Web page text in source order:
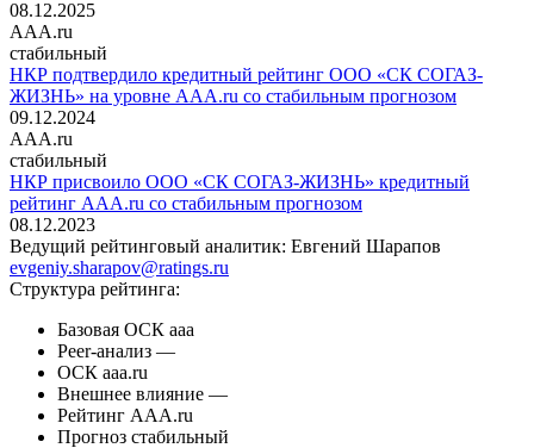
08.12.2025
AAA.ru
стабильный
НКР подтвердило кредитный рейтинг ООО «СК СОГАЗ-
ЖИЗНЬ» на уровне AAA.ru со стабильным прогнозом
09.12.2024
AAA.ru
стабильный
НКР присвоило ООО «СК СОГАЗ-ЖИЗНЬ» кредитный
рейтинг AAA.ru со стабильным прогнозом
08.12.2023
Ведущий рейтинговый аналитик: Евгений Шарапов
evgeniy.sharapov@ratings.ru
Структура рейтинга:
Базовая ОСК aaa
Peer-анализ —
ОСК aaa.ru
Внешнее влияние —
Рейтинг AAA.ru
Прогноз стабильный